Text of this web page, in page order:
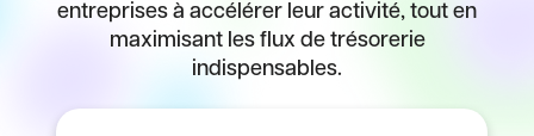
entreprises à accélérer leur activité, tout en
maximisant les flux de trésorerie
indispensables.